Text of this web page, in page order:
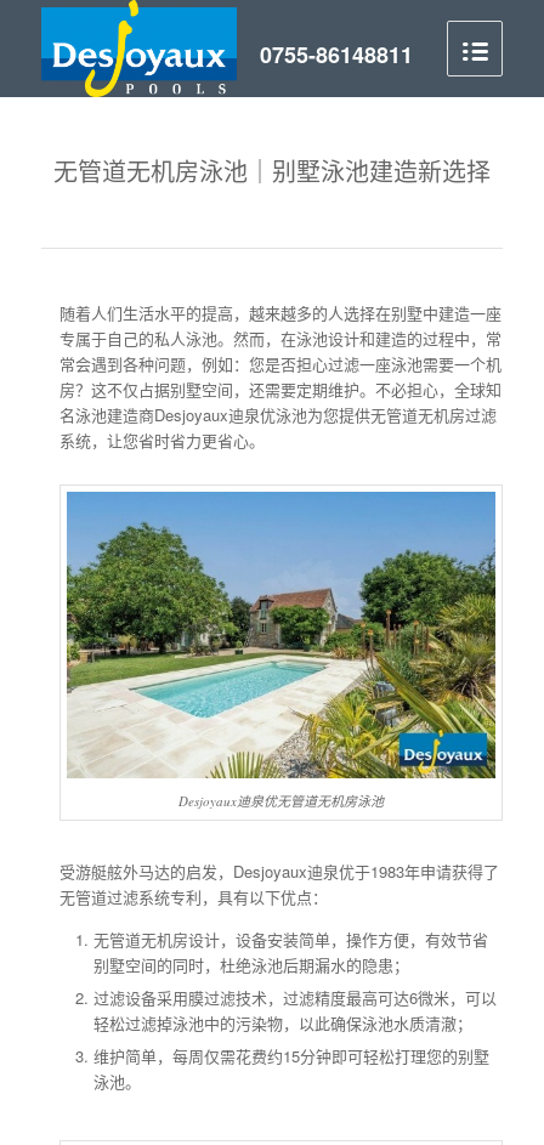
无管道无机房泳池｜别墅泳池建造新选择
随着人们生活水平的提高，越来越多的人选择在别墅中建造一座
专属于自己的私人泳池。然而，在泳池设计和建造的过程中，常
常会遇到各种问题，例如：您是否担心过滤一座泳池需要一个机
房？这不仅占据别墅空间，还需要定期维护。不必担心，全球知
名泳池建造商Desjoyaux迪泉优泳池为您提供无管道无机房过滤
系统，让您省时省力更省心。
Desjoyaux迪泉优无管道无机房泳池
受游艇舷外马达的启发，Desjoyaux迪泉优于1983年申请获得了
无管道过滤系统专利，具有以下优点：
无管道无机房设计，设备安装简单，操作方便，有效节省
别墅空间的同时，杜绝泳池后期漏水的隐患；
过滤设备采用膜过滤技术，过滤精度最高可达6微米，可以
轻松过滤掉泳池中的污染物，以此确保泳池水质清澈；
维护简单，每周仅需花费约15分钟即可轻松打理您的别墅
泳池。